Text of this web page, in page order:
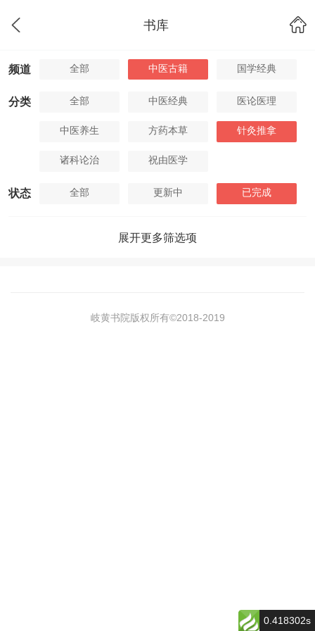
书库
频道 全部 中医古籍 国学经典
分类 全部 中医经典 医论医理
中医养生 方药本草 针灸推拿
诸科论治 祝由医学
状态 全部 更新中 已完成
展开更多筛选项
岐黄书院版权所有©2018-2019
0.418302s